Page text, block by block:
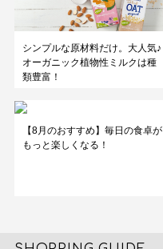
シンプルな原材料だけ。大人気♪
オーガニック植物性ミルクは種
類豊富！
【8月のおすすめ】毎日の食卓が
もっと楽しくなる！